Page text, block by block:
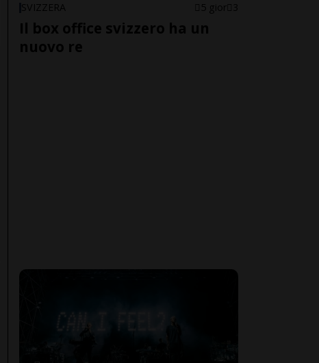
SVIZZERA 5 gior 3
Il box office svizzero ha un
nuovo re